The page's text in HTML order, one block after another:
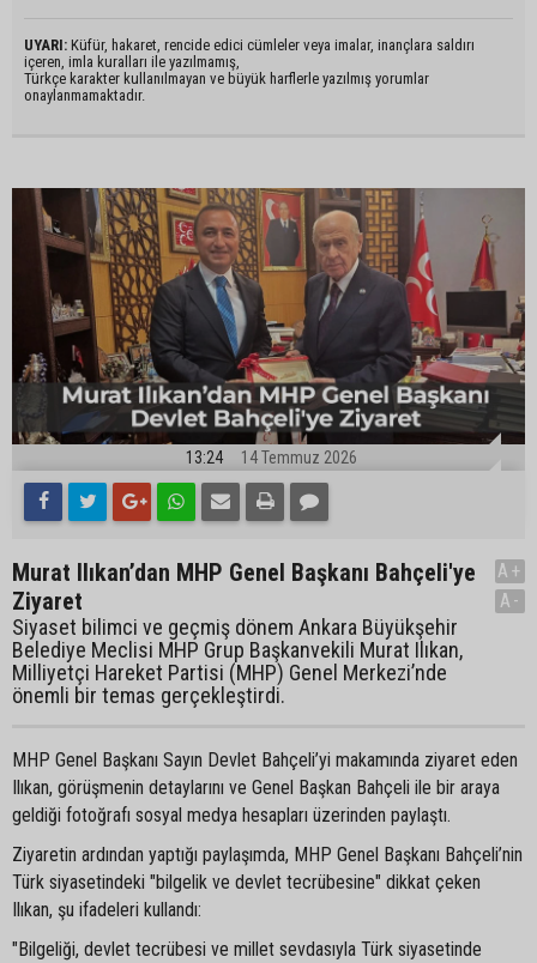
UYARI: Küfür, hakaret, rencide edici cümleler veya imalar, inançlara saldırı
içeren, imla kuralları ile yazılmamış,
Türkçe karakter kullanılmayan ve büyük harflerle yazılmış yorumlar
onaylanmamaktadır.
13:24 14 Temmuz 2026
Murat Ilıkan’dan MHP Genel Başkanı Bahçeli'ye
Ziyaret
Siyaset bilimci ve geçmiş dönem Ankara Büyükşehir
Belediye Meclisi MHP Grup Başkanvekili Murat Ilıkan,
Milliyetçi Hareket Partisi (MHP) Genel Merkezi’nde
önemli bir temas gerçekleştirdi.
A+
A-
MHP Genel Başkanı Sayın Devlet Bahçeli’yi makamında ziyaret eden
Ilıkan, görüşmenin detaylarını ve Genel Başkan Bahçeli ile bir araya
geldiği fotoğrafı sosyal medya hesapları üzerinden paylaştı.
Ziyaretin ardından yaptığı paylaşımda, MHP Genel Başkanı Bahçeli’nin
Türk siyasetindeki "bilgelik ve devlet tecrübesine" dikkat çeken
Ilıkan, şu ifadeleri kullandı:
"Bilgeliği, devlet tecrübesi ve millet sevdasıyla Türk siyasetinde